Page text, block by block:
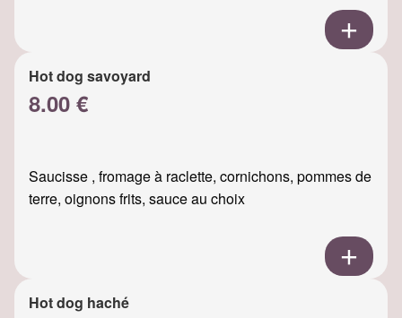
Hot dog savoyard
8.00 €
Saucisse , fromage à raclette, cornichons, pommes de
terre, oignons frits, sauce au choix
Hot dog haché